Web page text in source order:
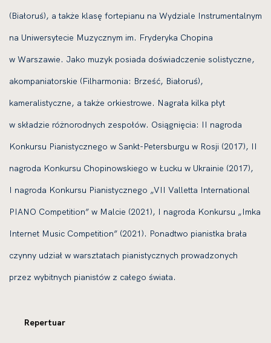
(Białoruś), a także klasę fortepianu na Wydziale Instrumentalnym
na Uniwersytecie Muzycznym im. Fryderyka Chopina
w Warszawie. Jako muzyk posiada doświadczenie solistyczne,
akompaniatorskie (Filharmonia: Brześć, Białoruś),
kameralistyczne, a także orkiestrowe. Nagrała kilka płyt
w składzie różnorodnych zespołów. Osiągnięcia: II nagroda
Konkursu Pianistycznego w Sankt-Petersburgu w Rosji (2017), II
nagroda Konkursu Chopinowskiego w Łucku w Ukrainie (2017),
I nagroda Konkursu Pianistycznego „VII Valletta International
PIANO Competition” w Malcie (2021), I nagroda Konkursu „Imka
Internet Music Competition” (2021). Ponadtwo pianistka brała
czynny udział w warsztatach pianistycznych prowadzonych
przez wybitnych pianistów z całego świata.
Repertuar